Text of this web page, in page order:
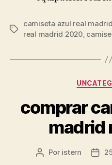
Etiquetas
camiseta azul real
real madrid 2020,
comprar
madrid
Autor
Por istern